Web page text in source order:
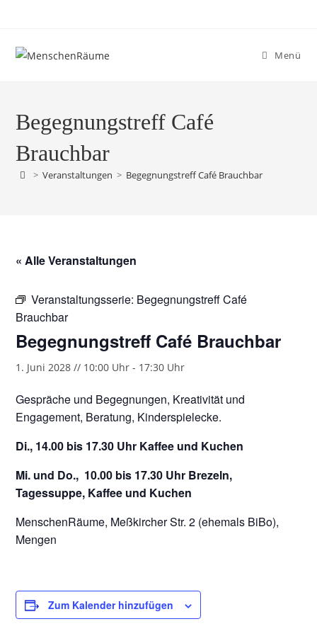
Menü
Begegnungstreff Café
Brauchbar
> Veranstaltungen > Begegnungstreff Café Brauchbar
« Alle Veranstaltungen
Veranstaltungsserie: Begegnungstreff Café
Brauchbar
Begegnungstreff Café Brauchbar
1. Juni 2028 // 10:00 Uhr - 17:30 Uhr
Gespräche und Begegnungen, Kreativität und
Engagement, Beratung, Kinderspielecke.
Di., 14.00 bis 17.30 Uhr Kaffee und Kuchen
Mi. und Do., 10.00 bis 17.30 Uhr Brezeln,
Tagessuppe, Kaffee und Kuchen
MenschenRäume, Meßkircher Str. 2 (ehemals BiBo),
Mengen
Zum Kalender hinzufügen